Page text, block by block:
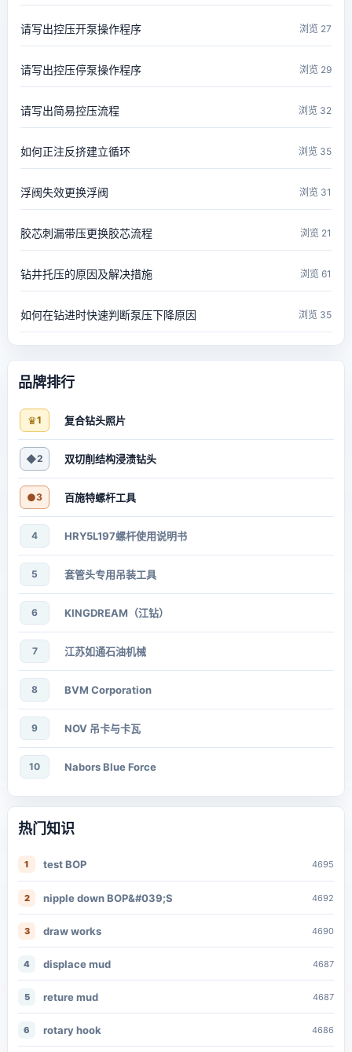
请写出控压开泵操作程序 浏览 27
请写出控压停泵操作程序 浏览 29
请写出简易控压流程 浏览 32
如何正注反挤建立循环 浏览 35
浮阀失效更换浮阀 浏览 31
胶芯刺漏带压更换胶芯流程 浏览 21
钻井托压的原因及解决措施 浏览 61
如何在钻进时快速判断泵压下降原因 浏览 35
品牌排行
♛1 复合钻头照片
◆2 双切削结构浸渍钻头
●3 百施特螺杆工具
4 HRY5L197螺杆使用说明书
5 套管头专用吊装工具
6 KINGDREAM（江钻）
7 江苏如通石油机械
8 BVM Corporation
9 NOV 吊卡与卡瓦
10 Nabors Blue Force
热门知识
1 test BOP 4695
2 nipple down BOP&#039;S 4692
3 draw works 4690
4 displace mud 4687
5 reture mud 4687
6 rotary hook 4686